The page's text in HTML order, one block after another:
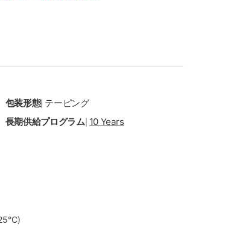
包装形態| テーピング
長期供給プログラム| 10 Years